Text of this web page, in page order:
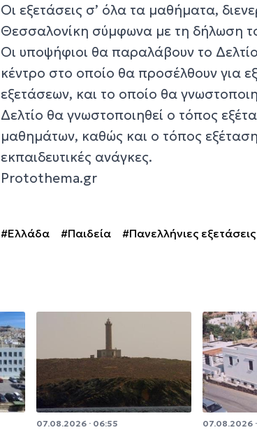
Οι εξετάσεις σ’ όλα τα μαθήματα,
Θεσσαλονίκη σύμφωνα με τη δήλωση
Οι υποψήφιοι θα παραλάβουν το
κέντρο στο οποίο θα προσέλθουν για
εξετάσεων, και το οποίο θα
Δελτίο θα γνωστοποιηθεί ο τόπος
μαθημάτων, καθώς και ο τόπος
εκπαιδευτικές ανάγκες.
Protothema.gr
#Ελλάδα #Παιδεία #Πανελλήνιες
07.08.2026 · 06:55 07.08.2026